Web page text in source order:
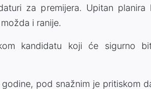
za premijera. Upitan planira
i ranije.
kandidatu koji će sigurno
pod snažnim je pritiskom